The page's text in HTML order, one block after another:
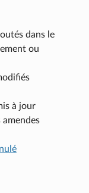
dans le
ou
à jour
amendes